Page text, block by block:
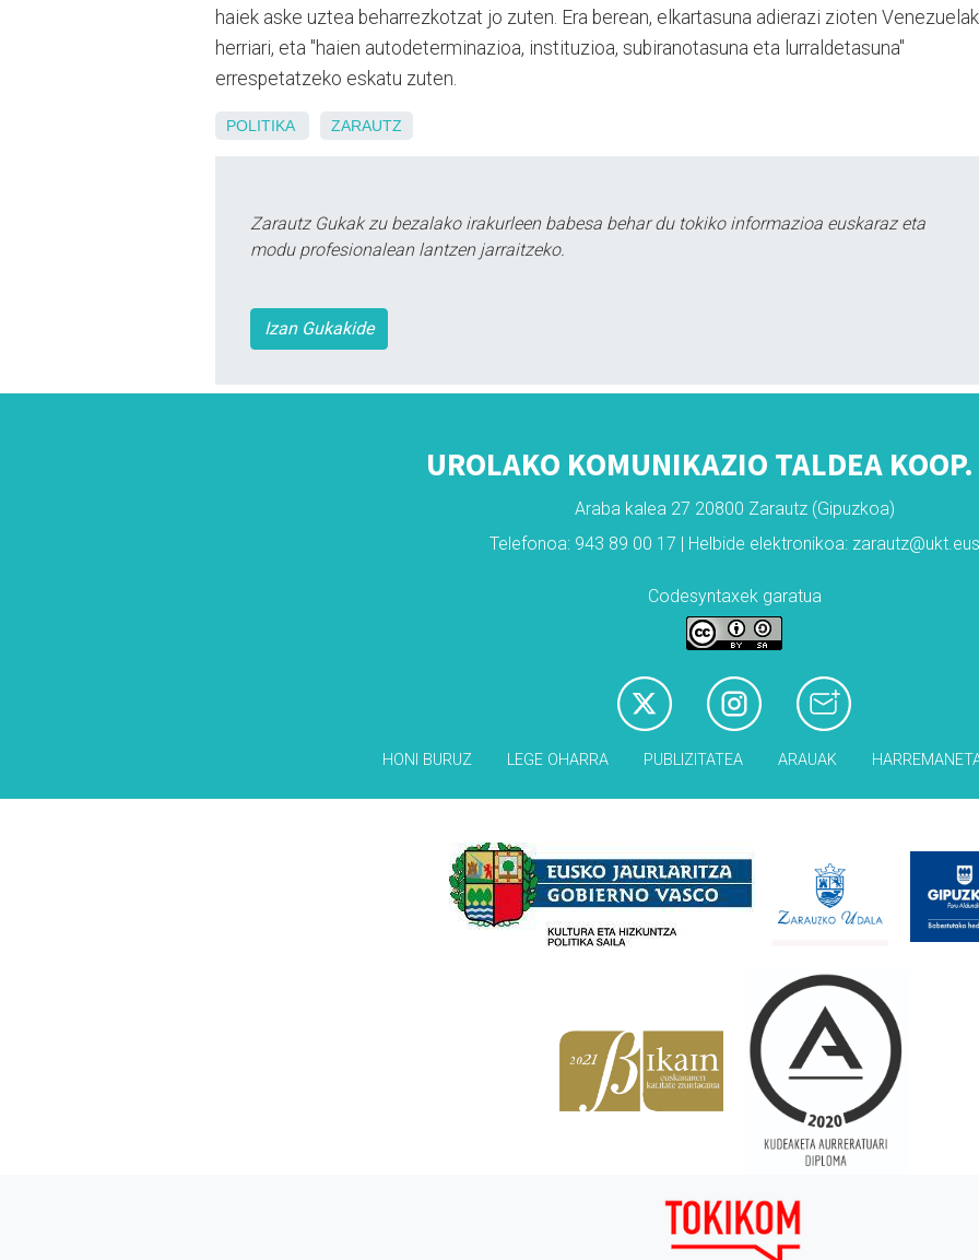
haiek aske uztea beharrezkotzat jo zuten. Era berean, elkartasuna adierazi zioten
herriari, eta "haien autodeterminazioa, instituzioa, subiranotasuna eta lurraldetasuna"
errespetatzeko eskatu zuten.
POLITIKA ZARAUTZ
Zarautz Gukak zu bezalako irakurleen babesa behar du tokiko informazioa euskaraz eta
modu profesionalean lantzen jarraitzeko.
Izan Gukakide
UROLAKO KOMUNIKAZIO TALDEA
Araba kalea 27 20800 Zarautz (Gipuzkoa)
Telefonoa: 943 89 00 17 | Helbide elektronikoa: zarautz@ukt.eus
Codesyntaxek garatua
HONI BURUZ LEGE OHARRA PUBLIZITATEA ARAUAK